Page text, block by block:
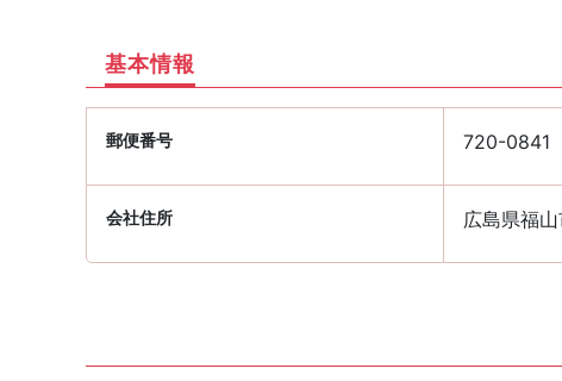
基本情報
郵便番号 720-0841
会社住所 広島県福